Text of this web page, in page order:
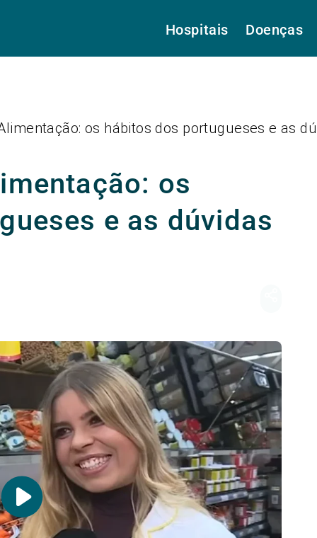
Hospitais Doenças
os hábitos dos portugueses e as
os
e as dúvidas